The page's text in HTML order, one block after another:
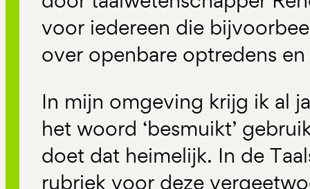
voor iedereen die
over openbare optredens
In mijn omgeving krijg ik al
het woord ‘besmuikt’
doet dat heimelijk. In de
rubriek voor deze